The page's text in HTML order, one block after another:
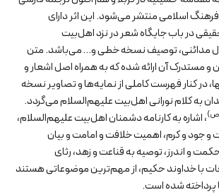
اسلامی منتشر می‌شود. این اثر دارای
در باب جایگاه شعر در نزد اهل‌بیت
مدائنی، توصیف نسخه خطی و… می‌باشد. متن
مستدرک آن ارائه شده که به همراه اصل اشعار و
در کنار فهرست کاملی از نمایه‌ها و تصاویر نسخه
به کلام نورانی اهل‌بیت علیهم‌السلام می‌گردد.
، اشاره به کارنامه دشمنان اهل‌بیت علیهم‌السلام،
جود و کرم، اهمیت خلافت و امامت و بیان
و اندرز، توصیه به قناعت و زهد، رثای
با خداوند حکیم، از مهم‌ترین موضوعاتی هستند
پرداخته شده است.